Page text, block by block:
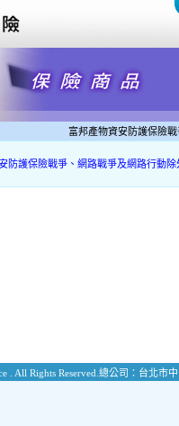
富邦產物資安防護保險
防護保險戰爭、網路戰爭及網路行動
. All Rights Reserved. 總公司：台北市